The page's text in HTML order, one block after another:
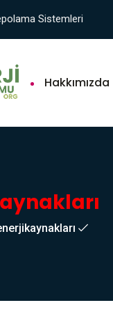
Sistemleri
Hakkımızda